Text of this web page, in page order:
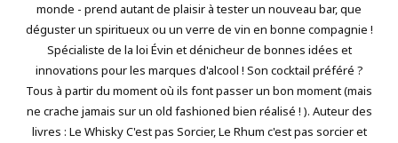
monde - prend autant de plaisir à tester un nouveau bar, que
déguster un spiritueux ou un verre de vin en bonne compagnie !
Spécialiste de la loi Évin et dénicheur de bonnes idées et
innovations pour les marques d'alcool ! Son cocktail préféré ?
Tous à partir du moment où ils font passer un bon moment (mais
ne crache jamais sur un old fashioned bien réalisé ! ). Auteur des
livres : Le Whisky C'est pas Sorcier, Le Rhum c'est pas sorcier et